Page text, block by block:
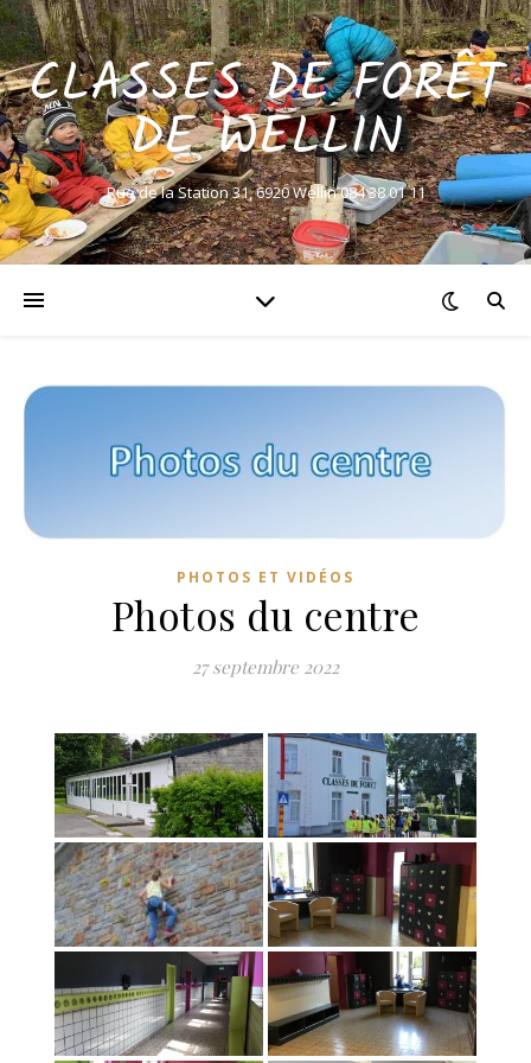
CLASSES DE FORÊT
DE WELLIN
Rue de la Station 31, 6920 Wellin 084 38 01 11
PHOTOS ET VIDÉOS
Photos du centre
27 septembre 2022